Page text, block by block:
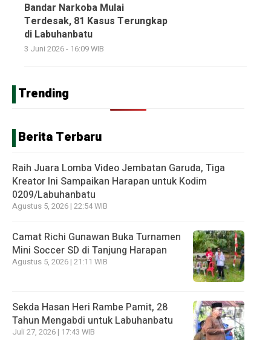
Bandar Narkoba Mulai
Terdesak, 81 Kasus Terungkap
di Labuhanbatu
3 Juni 2026 - 16:09 WIB
Trending
Berita Terbaru
Raih Juara Lomba Video Jembatan Garuda, Tiga
Kreator Ini Sampaikan Harapan untuk Kodim
0209/Labuhanbatu
Agustus 5, 2026 | 22:54 WIB
Camat Richi Gunawan Buka Turnamen
Mini Soccer SD di Tanjung Harapan
Agustus 5, 2026 | 21:11 WIB
Sekda Hasan Heri Rambe Pamit, 28
Tahun Mengabdi untuk Labuhanbatu
Juli 27, 2026 | 17:43 WIB